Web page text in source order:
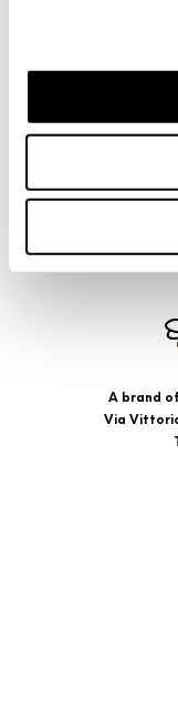
Cookie di
previo tuo
navigazione e
linea con le tue
cookie di
riportati. Puoi
l’Informativa
banner
comunque
accedendo al link
Share:
A brand
Via